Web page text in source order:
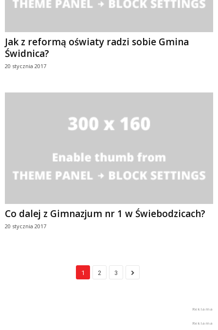
Jak z reformą oświaty radzi sobie Gmina
Świdnica?
20 stycznia 2017
Co dalej z Gimnazjum nr 1 w Świebodzicach?
20 stycznia 2017
1 2 3